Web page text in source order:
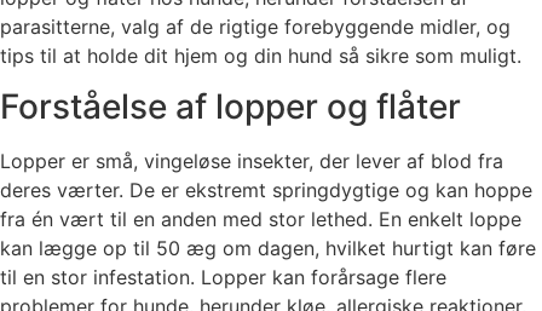
parasitterne, valg af de rigtige forebyggende midler, og
tips til at holde dit hjem og din hund så sikre som muligt.
Forståelse af lopper og flåter
Lopper er små, vingeløse insekter, der lever af blod fra
deres værter. De er ekstremt springdygtige og kan hoppe
fra én vært til en anden med stor lethed. En enkelt loppe
kan lægge op til 50 æg om dagen, hvilket hurtigt kan føre
til en stor infestation. Lopper kan forårsage flere